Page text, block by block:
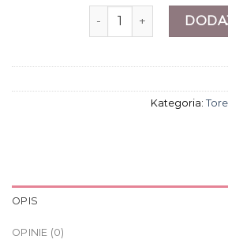
ilość torebka damska
Kategoria:
OPIS
OPINIE (0)